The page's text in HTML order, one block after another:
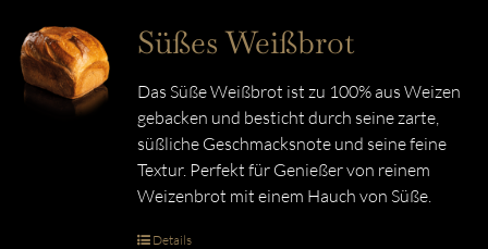
Süßes Weißbrot
Das Süße Weißbrot ist zu 100% aus Weizen
gebacken und besticht durch seine zarte,
süßliche Geschmacksnote und seine feine
Textur. Perfekt für Genießer von reinem
Weizenbrot mit einem Hauch von Süße.
Details